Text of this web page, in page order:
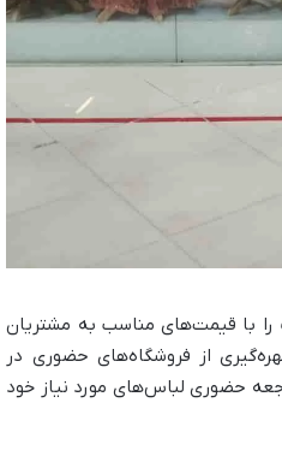
را با قیمت‌های مناسب به مشتریان
از فروشگاه‌های حضوری در
حضوری لباس‌های مورد نیاز خود